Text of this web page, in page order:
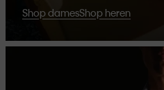
Shop damesShop heren